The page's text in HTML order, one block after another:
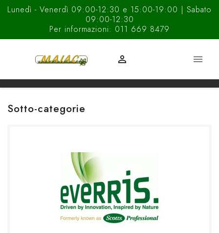
Lunedì - Venerdì 09:00-12:30 e 15:00-19:00 | Sabato
09:00-12:30
Per informazioni: 011 669 8479


Sotto-categorie